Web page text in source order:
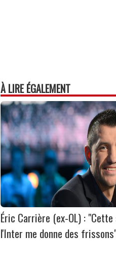
À LIRE ÉGALEMENT
Éric Carrière (ex-OL) :
l'Inter me donne des